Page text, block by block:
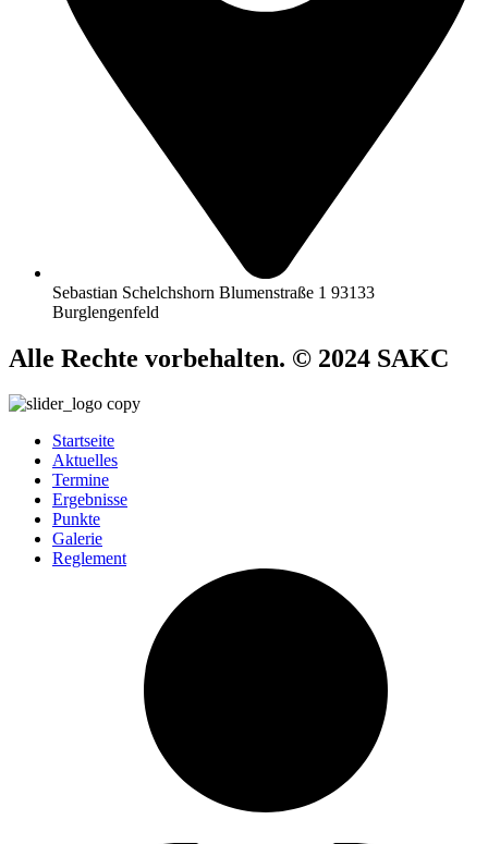
Sebastian Schelchshorn Blumenstraße 1 93133
Burglengenfeld
Alle Rechte vorbehalten. © 2024 SAKC
Startseite
Aktuelles
Termine
Ergebnisse
Punkte
Galerie
Reglement